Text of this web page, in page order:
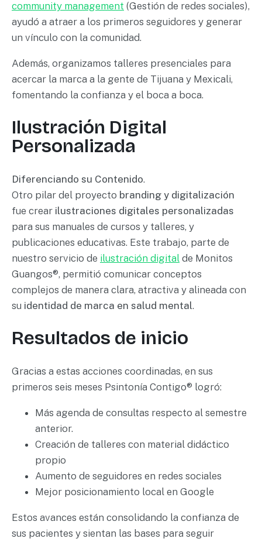
community management (Gestión de redes sociales),
ayudó a atraer a los primeros seguidores y generar
un vínculo con la comunidad.
Además, organizamos talleres presenciales para
acercar la marca a la gente de Tijuana y Mexicali,
fomentando la confianza y el boca a boca.
Ilustración Digital
Personalizada
Diferenciando su Contenido.
Otro pilar del proyecto branding y digitalización
fue crear ilustraciones digitales personalizadas
para sus manuales de cursos y talleres, y
publicaciones educativas. Este trabajo, parte de
nuestro servicio de ilustración digital de Monitos
Guangos®, permitió comunicar conceptos
complejos de manera clara, atractiva y alineada con
su identidad de marca en salud mental.
Resultados de inicio
Gracias a estas acciones coordinadas, en sus
primeros seis meses Psintonía Contigo® logró:
Más agenda de consultas respecto al semestre
anterior.
Creación de talleres con material didáctico
propio
Aumento de seguidores en redes sociales
Mejor posicionamiento local en Google
Estos avances están consolidando la confianza de
sus pacientes y sientan las bases para seguir